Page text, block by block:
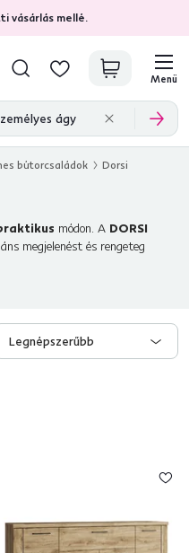
vásárlás mellé.
termékértékelések
Menü
bútorcsaládok Dorsi
módon. A DORSI
megjelenést és rengeteg
A DORSI laminált
Hálószobába, nappaliba,
DORSI szektor
Legnépszerűbb